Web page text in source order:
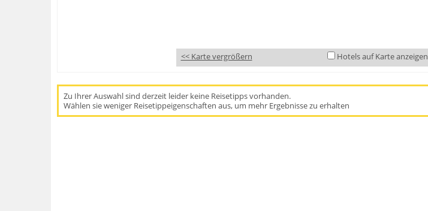
<< Karte vergrößern Hotels auf Karte anzeigen
Zu Ihrer Auswahl sind derzeit leider keine Reisetipps vorhanden.
Wählen sie weniger Reisetippeigenschaften aus, um mehr Ergebnisse zu erhalten